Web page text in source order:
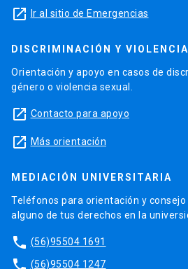
launch Ir al sitio de Emergencias
DISCRIMINACIÓN Y VIOLENCIA
Orientación y apoyo en casos de
género o violencia sexual.
launch Contacto para apoyo
launch Más orientación
MEDIACIÓN UNIVERSITARIA
Teléfonos para orientación y consejo
alguno de tus derechos en la
phone (56)95504 1691
phone (56)95504 1247